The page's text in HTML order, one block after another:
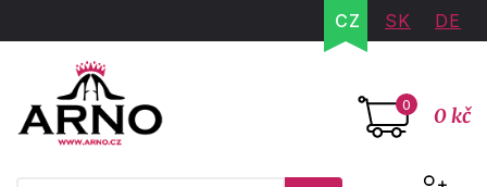
CZ SK DE
0 0 kč